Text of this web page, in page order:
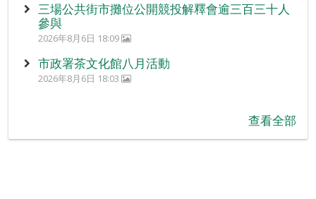
三場公共街市攤位公開競投解釋會逾三百三十人
參與
2026年8月6日 18:09
市政署茶文化館八月活動
2026年8月6日 18:03
查看全部